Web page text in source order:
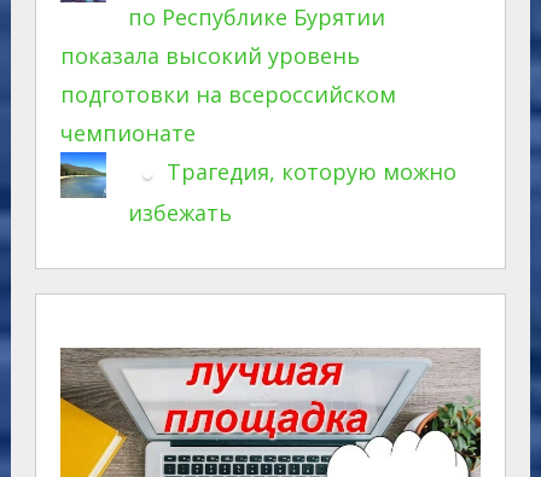
по Республике Бурятии
показала высокий уровень
подготовки на всероссийском
чемпионате
Трагедия, которую можно
избежать